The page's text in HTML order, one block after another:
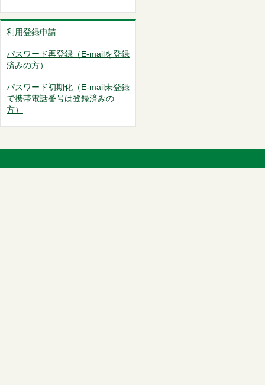
利用登録申請
パスワード再登録（E-mailを登録
済みの方）
パスワード初期化（E-mail未登録
で携帯電話番号は登録済みの
方）